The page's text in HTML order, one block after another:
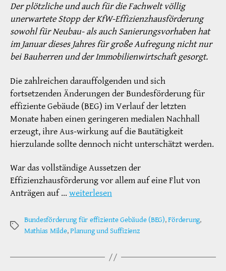
Der plötzliche und auch für die Fachwelt völlig
unerwartete Stopp der KfW-Effizienzhausförderung
sowohl für Neubau- als auch Sanierungsvorhaben hat
im Januar dieses Jahres für große Aufregung nicht nur
bei Bauherren und der Immobilienwirtschaft gesorgt.
Die zahlreichen darauffolgenden und sich
fortsetzenden Änderungen der Bundesförderung für
effiziente Gebäude (BEG) im Verlauf der letzten
Monate haben einen geringeren medialen Nachhall
erzeugt, ihre Aus-wirkung auf die Bautätigkeit
hierzulande sollte dennoch nicht unterschätzt werden.
War das vollständige Aussetzen der
Effizienzhausförderung vor allem auf eine Flut von
Anträgen auf … weiterlesen
Schlagwörter
Bundesförderung für effiziente Gebäude (BEG),Förderung,
Mathias Milde,Planung und Suffizienz